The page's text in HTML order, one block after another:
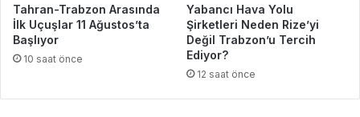
Tahran-Trabzon Arasında
İlk Uçuşlar 11 Ağustos’ta
Başlıyor
10 saat önce
Yabancı Hava Yolu
Şirketleri Neden Rize’yi
Değil Trabzon’u Tercih
Ediyor?
12 saat önce